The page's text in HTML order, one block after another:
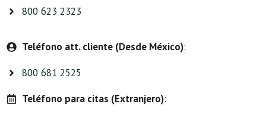
800 623 2323
Teléfono att. cliente (Desde México):
800 681 2525
Teléfono para citas (Extranjero):